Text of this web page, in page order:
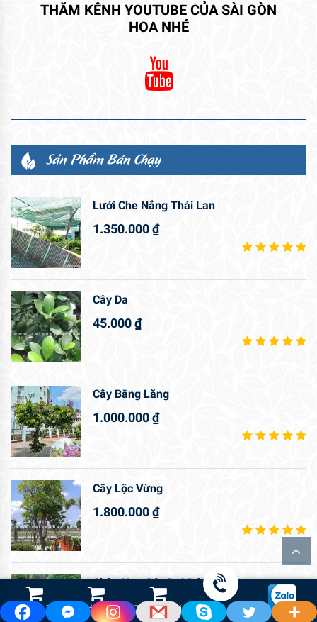
THĂM KÊNH YOUTUBE CỦA SÀI GÒN
HOA NHÉ
Sản Phẩm Bán Chạy
Lưới Che Nắng Thái Lan
1.350.000₫
Cây Da
45.000₫
Cây Bằng Lăng
1.000.000₫
Cây Lộc Vừng
1.800.000₫
Chậu Hoa Cúc Đại Đóa
800.000₫
Shop Hoa Tươi Led Cảnh Quan Thiết Bị Tưới Gọi điện